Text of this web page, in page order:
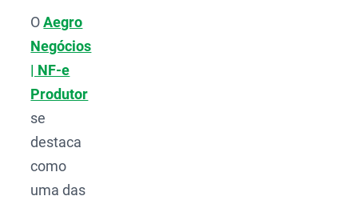
OAegro
Negócios
| NF-e
Produtor
se
destaca
como
uma das